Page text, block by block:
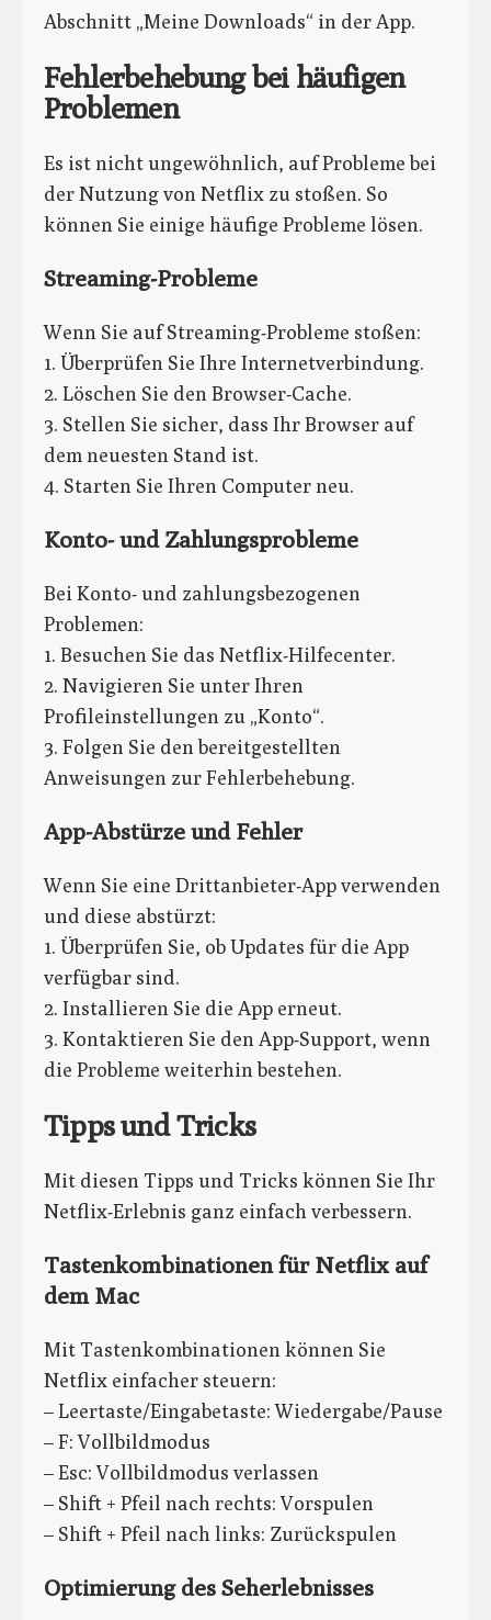
Abschnitt „Meine Downloads“ in der App.
Fehlerbehebung bei häufigen
Problemen
Es ist nicht ungewöhnlich, auf Probleme bei
der Nutzung von Netflix zu stoßen. So
können Sie einige häufige Probleme lösen.
Streaming-Probleme
Wenn Sie auf Streaming-Probleme stoßen:
1. Überprüfen Sie Ihre Internetverbindung.
2. Löschen Sie den Browser-Cache.
3. Stellen Sie sicher, dass Ihr Browser auf
dem neuesten Stand ist.
4. Starten Sie Ihren Computer neu.
Konto- und Zahlungsprobleme
Bei Konto- und zahlungsbezogenen
Problemen:
1. Besuchen Sie das Netflix-Hilfecenter.
2. Navigieren Sie unter Ihren
Profileinstellungen zu „Konto“.
3. Folgen Sie den bereitgestellten
Anweisungen zur Fehlerbehebung.
App-Abstürze und Fehler
Wenn Sie eine Drittanbieter-App verwenden
und diese abstürzt:
1. Überprüfen Sie, ob Updates für die App
verfügbar sind.
2. Installieren Sie die App erneut.
3. Kontaktieren Sie den App-Support, wenn
die Probleme weiterhin bestehen.
Tipps und Tricks
Mit diesen Tipps und Tricks können Sie Ihr
Netflix-Erlebnis ganz einfach verbessern.
Tastenkombinationen für Netflix auf
dem Mac
Mit Tastenkombinationen können Sie
Netflix einfacher steuern:
– Leertaste/Eingabetaste: Wiedergabe/Pause
– F: Vollbildmodus
– Esc: Vollbildmodus verlassen
– Shift + Pfeil nach rechts: Vorspulen
– Shift + Pfeil nach links: Zurückspulen
Optimierung des Seherlebnisses